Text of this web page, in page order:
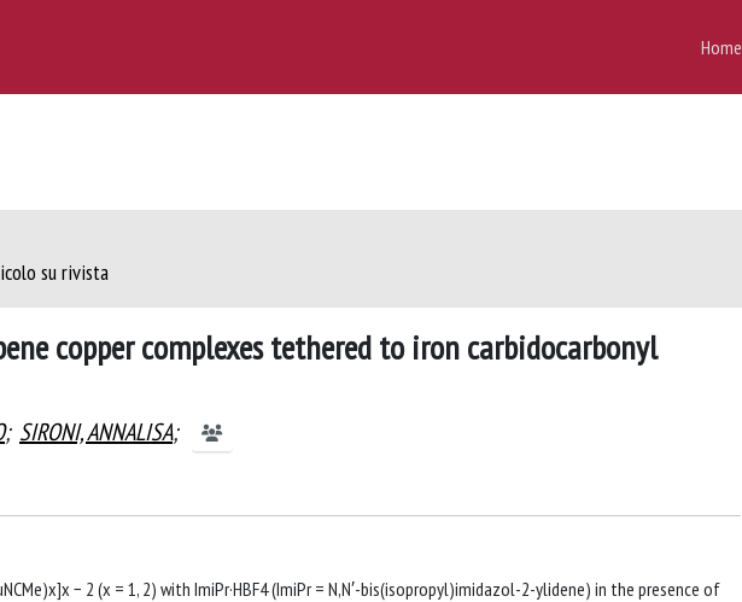
Home
su rivista
copper complexes tethered to iron carbidocarbonyl
; SIRONI, ANNALISA;
− 2 (x = 1, 2) with ImiPr·HBF4 (ImiPr = N,N′-bis(isopropyl)imidazol-2-ylidene) in the presence of